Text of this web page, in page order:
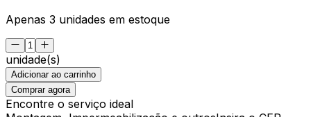
Apenas 3 unidades em estoque
unidade(s)
Adicionar ao carrinho
Comprar agora
Encontre o serviço ideal